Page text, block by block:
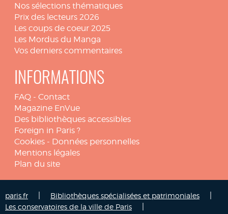
Nos sélections thématiques
Prix des lecteurs 2026
Les coups de coeur 2025
Les Mordus du Manga
Vos derniers commentaires
INFORMATIONS
FAQ - Contact
Magazine EnVue
Des bibliothèques accessibles
Foreign in Paris ?
Cookies - Données personnelles
Mentions légales
Plan du site
paris.fr Bibliothèques spécialisées et patrimoniales
Les conservatoires de la ville de Paris